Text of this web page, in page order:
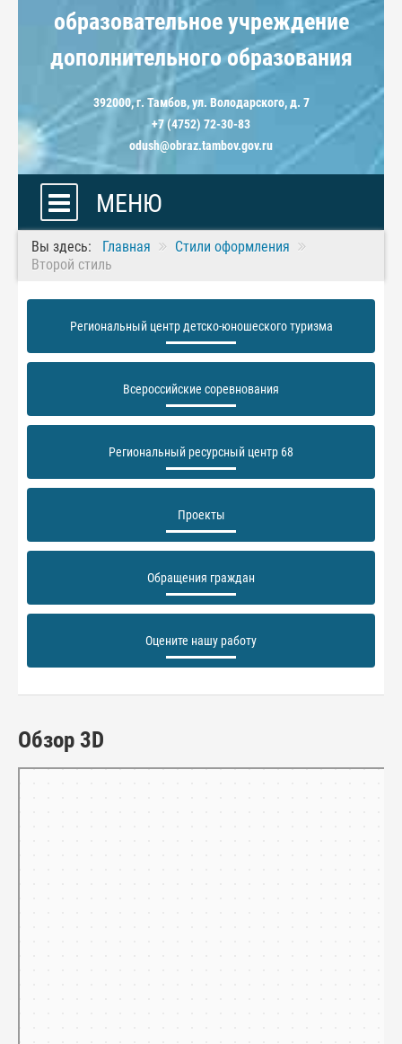
образовательное учреждение
дополнительного образования
392000, г. Тамбов, ул. Володарского, д. 7
+7 (4752) 72-30-83
odush@obraz.tambov.gov.ru
МЕНЮ
Вы здесь: Главная
Стили оформления
Второй стиль
Региональный центр детско-юношеского туризма
Всероссийские соревнования
Региональный ресурсный центр 68
Проекты
Обращения граждан
Оцените нашу работу
Обзор 3D